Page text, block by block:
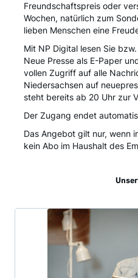
Freundschaftspreis oder
Wochen, natürlich zum
lieben Menschen eine
Mit NP Digital lesen Sie
Neue Presse als E-Paper
vollen Zugriff auf alle
Niedersachsen auf
steht bereits ab 20 Uhr zur
Der Zugang endet
Das Angebot gilt nur, wenn
kein Abo im Haushalt des